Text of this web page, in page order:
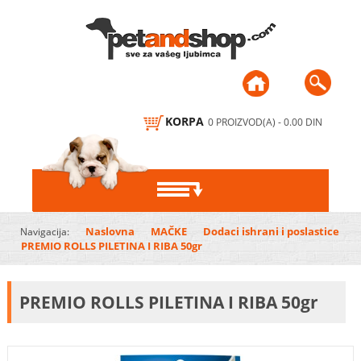
KORPA 0 PROIZVOD(A) - 0.00 DIN
PSI
POSLASTICE, ŽVAKALICE,
ČINIJE I PODMETAČI
MAČKE
HRANA ZA MAČKE
PTICE
MINERALI
Navigacija: Naslovna MAČKE
Dodaci ishrani i poslastice
PREMIO ROLLS PILETINA I RIBA 50gr
PREMIO ROLLS PILETINA I RIBA 50gr